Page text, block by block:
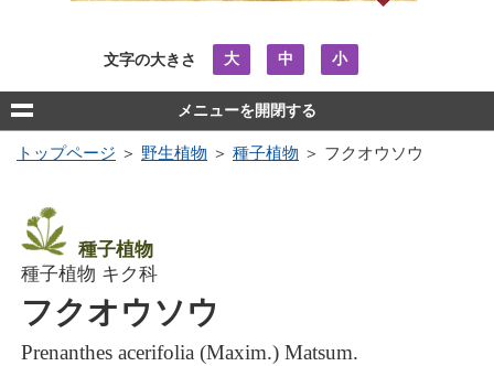
文字の大きさ 大 中 小
メニューを開閉する
トップページ ＞ 野生植物 ＞ 種子植物 ＞ フクオウソウ
種子植物
種子植物 キク科
フクオウソウ
Prenanthes acerifolia (Maxim.) Matsum.